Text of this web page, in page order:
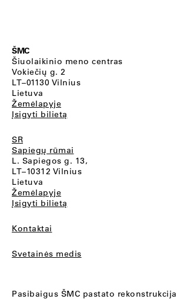
ŠMC
Šiuolaikinio meno centras
Vokiečių g. 2
LT–01130 Vilnius
Lietuva
Žemėlapyje
Įsigyti bilietą
SR
Sapiegų rūmai
L. Sapiegos g. 13,
LT–10312 Vilnius
Lietuva
Žemėlapyje
Įsigyti bilietą
Kontaktai
Svetainės medis
Pasibaigus ŠMC pastato